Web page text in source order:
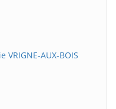
AUX-BOIS